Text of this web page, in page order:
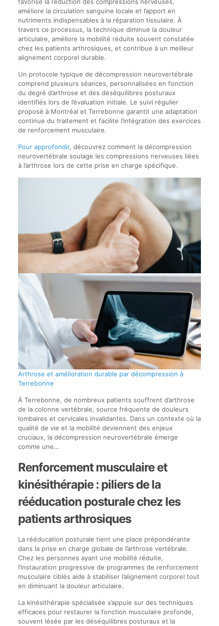
améliore la circulation sanguine locale et l’apport en
nutriments indispensables à la réparation tissulaire. À
travers ce processus, la technique diminue la douleur
articulaire, améliore la mobilité réduite souvent constatée
chez les patients arthrosiques, et contribue à un meilleur
alignement corporel durable.
Un protocole typique de décompression neurovertébrale
comprend plusieurs séances, personnalisées en fonction
du degré d’arthrose et des déséquilibres posturaux
identifiés lors de l’évaluation initiale. Le suivi régulier
proposé à Montréal et Terrebonne garantit une adaptation
continue du traitement et facilite l’intégration des exercices
de renforcement musculaire.
Pour approfondir, découvrez comment la décompression
neurovertébrale soulage les compressions nerveuses liées
à l’arthrose lors de cette prise en charge spécifique.
Arthrose et amélioration durable par décompression à
Terrebonne
À Terrebonne, de nombreux patients souffrent d’arthrose
de la colonne vertébrale, source fréquente de douleurs
lombaires et cervicales invalidantes. Dans un contexte où la
qualité de vie et la mobilité deviennent des enjeux
cruciaux, la décompression neurovertébrale émerge
comme une…
Renforcement musculaire et
kinésithérapie : piliers de la
rééducation posturale chez les
patients arthrosiques
La rééducation posturale tient une place prépondérante
dans la prise en charge globale de l’arthrose vertébrale.
Chez les personnes ayant une mobilité réduite,
l’instauration progressive de programmes de renforcement
musculaire ciblés aide à stabiliser l’alignement corporel tout
en diminuant la douleur articulaire.
La kinésithérapie spécialisée s’appuie sur des techniques
efficaces pour restaurer la fonction musculaire profonde,
souvent lésée par les déséquilibres posturaux et la